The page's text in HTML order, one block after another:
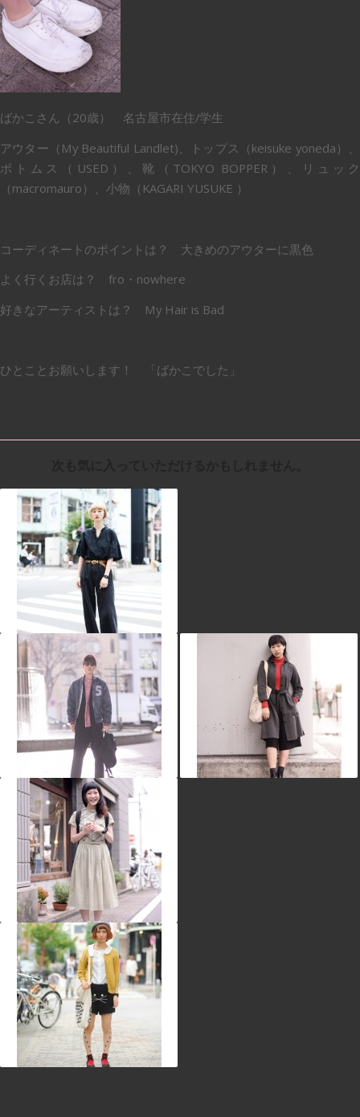
ばかこさん（20歳） 名古屋市在住/学生
アウター（My Beautiful Landlet)、トップス（keisuke yoneda）、
ボトムス（USED）、靴（TOKYO BOPPER）、リュック
（macromauro）、小物（KAGARI YUSUKE ）
コーディネートのポイントは？ 大きめのアウターに黒色
よく行くお店は？ fro・nowhere
好きなアーティストは？ My Hair is Bad
ひとことお願いします！ 「ばかこでした」